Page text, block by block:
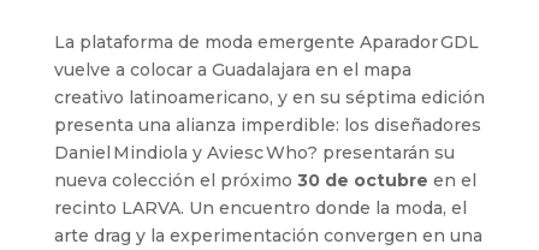
La plataforma de moda emergente Aparador GDL
vuelve a colocar a Guadalajara en el mapa
creativo latinoamericano, y en su séptima edición
presenta una alianza imperdible: los diseñadores
Daniel Mindiola y Aviesc Who? presentarán su
nueva colección el próximo 30 de octubre en el
recinto LARVA. Un encuentro donde la moda, el
arte drag y la experimentación convergen en una